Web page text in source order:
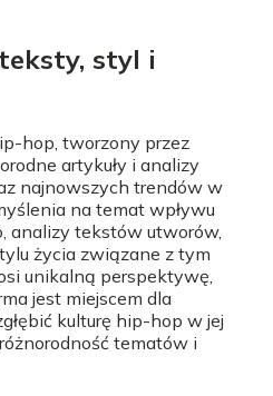
styl i
hop, tworzony przez
artykuły i analizy
najnowszych trendów w
na temat wpływu
analizy tekstów utworów,
życia związane z tym
unikalną perspektywę,
jest miejscem dla
kulturę hip-hop w jej
tematów i